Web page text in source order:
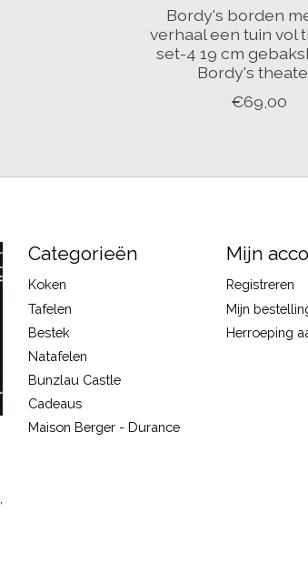
Bordy's borden
verhaal een tuin vol
set-4 19 cm
Bordy's
€69,00
Categorieën
Koken
Tafelen
Bestek
Natafelen
Bunzlau Castle
Cadeaus
Maison Berger - Durance
Mijn
Registreren
Mijn
Herroeping